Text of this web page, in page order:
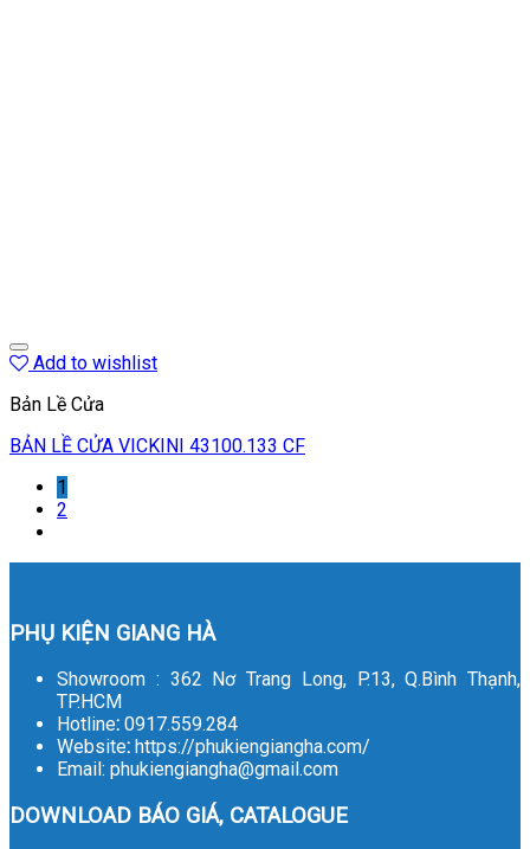
Add to wishlist
Bản Lề Cửa
BẢN LỀ CỬA VICKINI 43100.133 CF
1
2
PHỤ KIỆN GIANG HÀ
Showroom : 362 Nơ Trang Long, P.13, Q.Bình Thạnh,
TP.HCM
Hotline: 0917.559.284
Website: https://phukiengiangha.com/
Email: phukiengiangha@gmail.com
DOWNLOAD BÁO GIÁ, CATALOGUE